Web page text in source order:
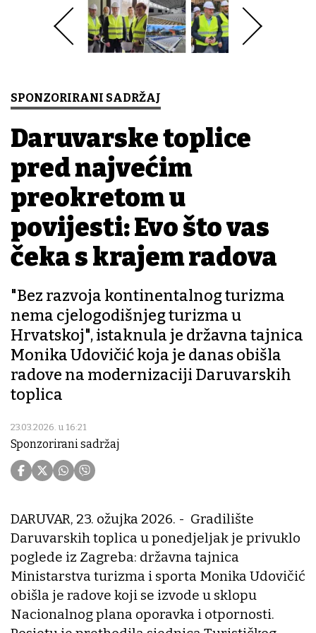
SPONZORIRANI SADRŽAJ
Daruvarske toplice
pred najvećim
preokretom u
povijesti: Evo što vas
čeka s krajem radova
"Bez razvoja kontinentalnog turizma
nema cjelogodišnjeg turizma u
Hrvatskoj", istaknula je državna tajnica
Monika Udovičić koja je danas obišla
radove na modernizaciji Daruvarskih
toplica
23.03.2026. u 16:21
Sponzorirani sadržaj
DARUVAR, 23. ožujka 2026. - Gradilište
Daruvarskih toplica u ponedjeljak je privuklo
poglede iz Zagreba: državna tajnica
Ministarstva turizma i sporta Monika Udovičić
obišla je radove koji se izvode u sklopu
Nacionalnog plana oporavka i otpornosti.